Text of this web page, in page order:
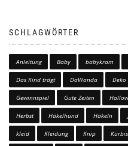
SCHLAGWÖRTER
Anleitung Baby babykram
Das Kind trägt DaWanda Deko
Gewinnspiel Gute Zeiten
Herbst Häkelhund Häkeln
kleid Kleidung Knip Kürbis